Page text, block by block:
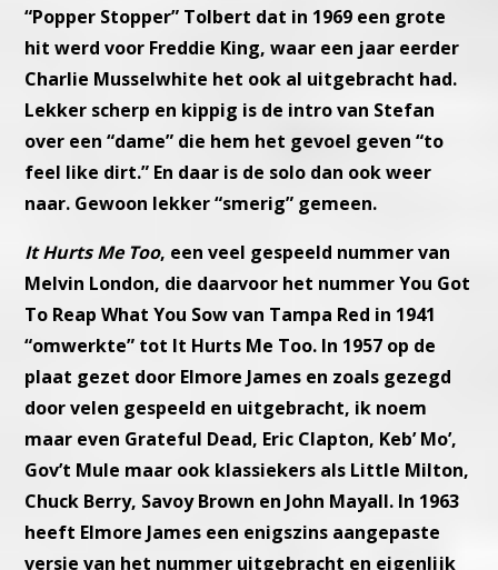
“Popper Stopper” Tolbert dat in 1969 een grote
hit werd voor Freddie King, waar een jaar eerder
Charlie Musselwhite het ook al uitgebracht had.
Lekker scherp en kippig is de intro van Stefan
over een “dame” die hem het gevoel geven “to
feel like dirt.” En daar is de solo dan ookweer
naar. Gewoon lekker “smerig” gemeen.
It Hurts Me Too, een veel gespeeld nummer van
Melvin London, die daarvoor het nummer You Got
To Reap What You Sow van Tampa Red in 1941
“omwerkte” tot It Hurts Me Too. In 1957 op de
plaat gezet door Elmore James en zoals gezegd
doorvelen gespeeld en uitgebracht, ik noem
maar even Grateful Dead, Eric Clapton, Keb’ Mo’,
Gov’t Mule maar ook klassiekers als Little Milton,
Chuck Berry, Savoy Brown en John Mayall. In 1963
heeft Elmore James een enigszins aangepaste
versie van het nummer uitgebracht en eigenlijk